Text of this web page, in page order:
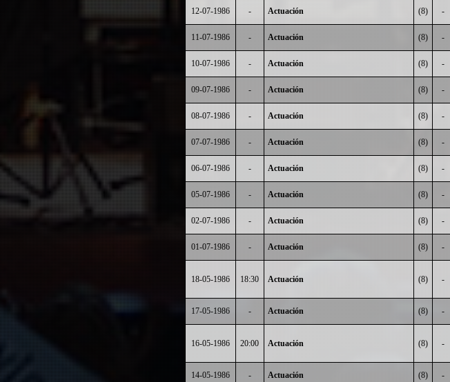
12-07-1986 - Actuación (8) -
11-07-1986 - Actuación (8) -
10-07-1986 - Actuación (8) -
09-07-1986 - Actuación (8) -
08-07-1986 - Actuación (8) -
07-07-1986 - Actuación (8) -
06-07-1986 - Actuación (8) -
05-07-1986 - Actuación (8) -
02-07-1986 - Actuación (8) -
01-07-1986 - Actuación (8) -
18-05-1986 18:30 Actuación (8) -
17-05-1986 - Actuación (8) -
16-05-1986 20:00 Actuación (8) -
14-05-1986 - Actuación (8) -